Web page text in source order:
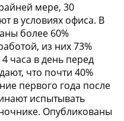
мере, 30
в условиях офиса. В
более 60%
из них 73%
часа в день перед
что почти 40%
первого года после
испытывать
Опубликованы